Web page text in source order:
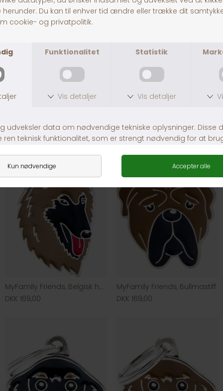
30 dages returret
Fragt fra 39,-
1-3 dages levering
Andre købte også
MyFamily Friends, Belgisk hyrdehund
DKK 169,00
MyFamily Friends, Bullmastiff
DKK 169,00